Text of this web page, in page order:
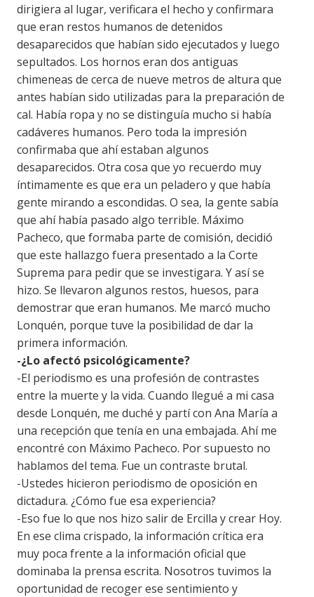
dirigiera al lugar, verificara el hecho y confirmara
que eran restos humanos de detenidos
desaparecidos que habían sido ejecutados y luego
sepultados. Los hornos eran dos antiguas
chimeneas de cerca de nueve metros de altura que
antes habían sido utilizadas para la preparación de
cal. Había ropa y no se distinguía mucho si había
cadáveres humanos. Pero toda la impresión
confirmaba que ahí estaban algunos
desaparecidos. Otra cosa que yo recuerdo muy
íntimamente es que era un peladero y que había
gente mirando a escondidas. O sea, la gente sabía
que ahí había pasado algo terrible. Máximo
Pacheco, que formaba parte de comisión, decidió
que este hallazgo fuera presentado a la Corte
Suprema para pedir que se investigara. Y así se
hizo. Se llevaron algunos restos, huesos, para
demostrar que eran humanos. Me marcó mucho
Lonquén, porque tuve la posibilidad de dar la
primera información.
-¿Lo afectó psicológicamente?
-El periodismo es una profesión de contrastes
entre la muerte y la vida. Cuando llegué a mi casa
desde Lonquén, me duché y partí con Ana María a
una recepción que tenía en una embajada. Ahí me
encontré con Máximo Pacheco. Por supuesto no
hablamos del tema. Fue un contraste brutal.
-Ustedes hicieron periodismo de oposición en
dictadura. ¿Cómo fue esa experiencia?
-Eso fue lo que nos hizo salir de Ercilla y crear Hoy.
En ese clima crispado, la información crítica era
muy poca frente a la información oficial que
dominaba la prensa escrita. Nosotros tuvimos la
oportunidad de recoger ese sentimiento y